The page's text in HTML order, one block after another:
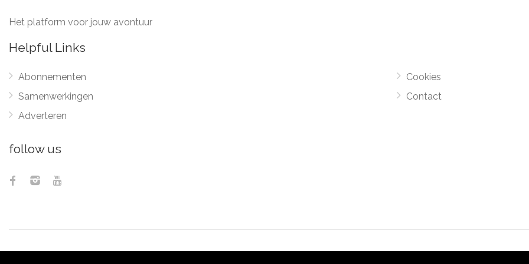
Het platform voor jouw avontuur
Helpful Links
Abonnementen
Samenwerkingen
Adverteren
Cookies
Contact
follow us